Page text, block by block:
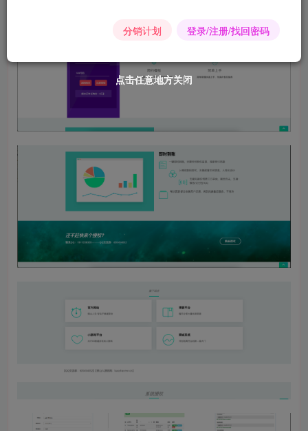
点击任意地方关闭
点击任意地方关闭
点击任意地方关闭
点击任意地方关闭
点击任意地方关闭
点击任意地方关闭
分销计划 登录/注册/找回密码